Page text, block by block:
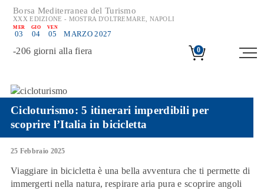
Borsa Mediterranea del Turismo
XXX EDIZIONE - MOSTRA D'OLTREMARE, NAPOLI
MER
03
GIO
04
VEN
05 MARZO 2027
-206 giorni alla fiera 0
Cicloturismo: 5 itinerari imperdibili per
scoprire l’Italia in bicicletta
25 Febbraio 2025
Viaggiare in bicicletta è una bella avventura che ti permette di
immergerti nella natura, respirare aria pura e scoprire angoli